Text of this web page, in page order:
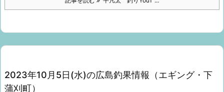
2023年10月5日(水)の広島釣果情報（エギング・下
蒲刈町）